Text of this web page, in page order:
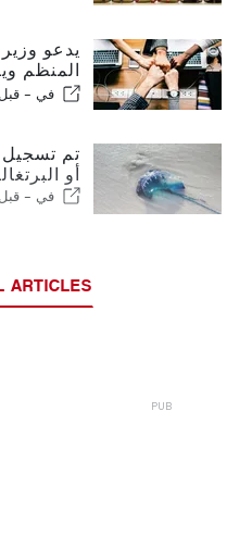
يدعو وزير
المنظم
للمهاجرين
في -
أو
في -
ARTICLES